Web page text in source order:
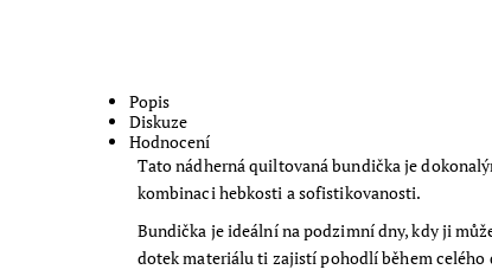
Popis
Diskuze
Hodnocení
Tato nádherná quiltovaná bundička je
kombinaci hebkosti a sofistikovanosti.
Bundička je ideální na podzimní dny, kdy ji
dotek materiálu ti zajistí pohodlí během celého